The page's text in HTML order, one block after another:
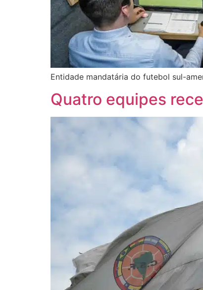
Entidade mandatária do futebol sul-
Quatro equipes